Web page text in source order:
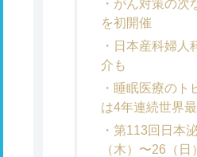
がん対策の次
を初開催
日本産科婦人
介も
睡眠医療の
は4年連続世界
第113回日本
（木）〜26（